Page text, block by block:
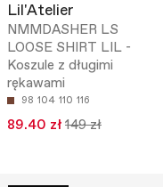
Lil'Atelier
NMMDASHER LS
LOOSE SHIRT LIL -
Koszule z długimi
rękawami
98 104 110 116
89.40 zł 149 zł